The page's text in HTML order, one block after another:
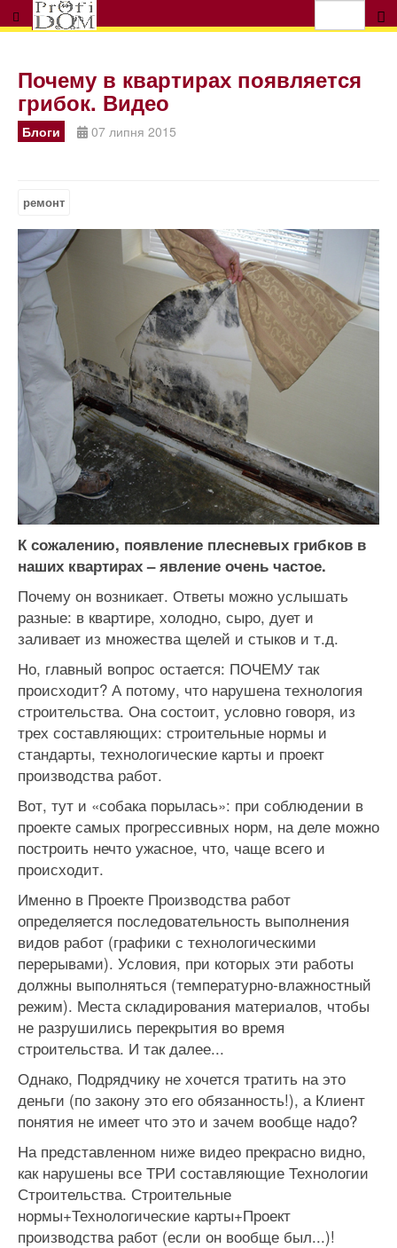
Почему в квартирах появляется
грибок. Видео
Блоги 07 липня 2015
ремонт
К сожалению, появление плесневых грибков в
наших квартирах – явление очень частое.
Почему он возникает. Ответы можно услышать
разные: в квартире, холодно, сыро, дует и
заливает из множества щелей и стыков и т.д.
Но, главный вопрос остается: ПОЧЕМУ так
происходит? А потому, что нарушена технология
строительства. Она состоит, условно говоря, из
трех составляющих: строительные нормы и
стандарты, технологические карты и проект
производства работ.
Вот, тут и «собака порылась»: при соблюдении в
проекте самых прогрессивных норм, на деле можно
построить нечто ужасное, что, чаще всего и
происходит.
Именно в Проекте Производства работ
определяется последовательность выполнения
видов работ (графики с технологическими
перерывами). Условия, при которых эти работы
должны выполняться (температурно-влажностный
режим). Места складирования материалов, чтобы
не разрушились перекрытия во время
строительства. И так далее...
Однако, Подрядчику не хочется тратить на это
деньги (по закону это его обязанность!), а Клиент
понятия не имеет что это и зачем вообще надо?
На представленном ниже видео прекрасно видно,
как нарушены все ТРИ составляющие Технологии
Строительства. Строительные
нормы+Технологические карты+Проект
производства работ (если он вообще был...)!